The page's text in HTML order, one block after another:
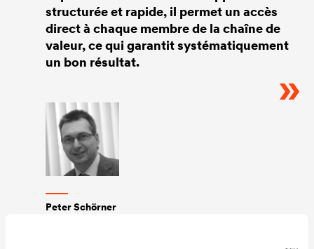
structurée et rapide, il permet un accès
direct à chaque membre de la chaîne de
valeur, ce qui garantit systématiquement
un bon résultat.
Peter Schörner